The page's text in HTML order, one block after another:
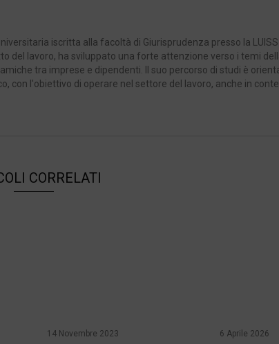
iscritta alla facoltà di Giurisprudenza presso la LUISS
del lavoro, ha sviluppato una forte attenzione verso i temi
tra imprese e dipendenti. Il suo percorso di studi è
con l'obiettivo di operare nel settore del lavoro, anche in
CORRELATI
14 Novembre 2023 6 Aprile 2026